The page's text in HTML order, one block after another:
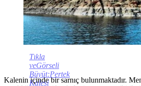
Tıkla
veGörseli
Büyüt:Pertek
Kalesi
Kalenin içinde bir sarnıç bulunmaktadır.